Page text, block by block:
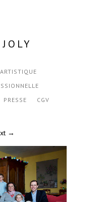
PRESSE CGV
→